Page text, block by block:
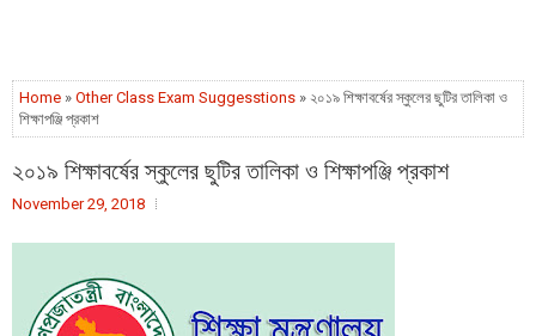
Home » Other Class Exam Suggesstions » ২০১৯ শিক্ষাবর্ষের স্কুলের ছুটির তালিকা ও
শিক্ষাপঞ্জি প্রকাশ
২০১৯ শিক্ষাবর্ষের স্কুলের ছুটির তালিকা ও শিক্ষাপঞ্জি প্রকাশ
November 29, 2018